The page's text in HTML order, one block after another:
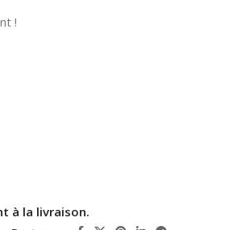
!
à la livraison.